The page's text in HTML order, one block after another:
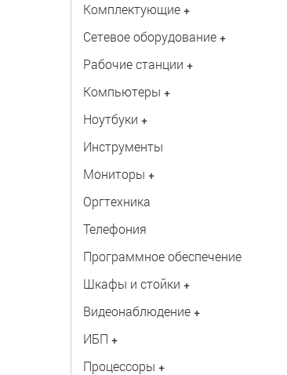
Комплектующие +
Сетевое оборудование +
Рабочие станции +
Компьютеры +
Ноутбуки +
Инструменты
Мониторы +
Оргтехника
Телефония
Программное обеспечение
Шкафы и стойки +
Видеонаблюдение +
ИБП +
Процессоры +